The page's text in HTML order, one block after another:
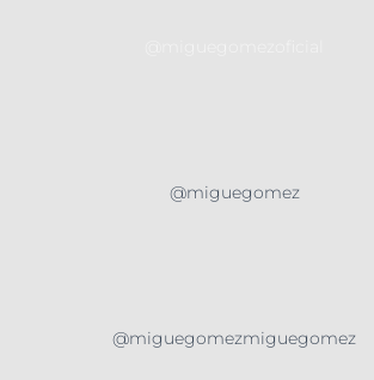
@miguegomez
@miguegomezmiguegomez